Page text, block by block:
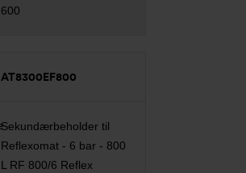
600
AT8300EF800
Sekundærbeholder til
Reflexomat - 6 bar - 800
L RF 800/6 Reflex